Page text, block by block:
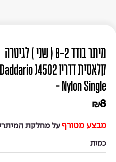
מיתר בודד B-2 ( שני ) לגיטרה
קלאסית דדריו Daddario J4502
Nylon Single -
₪8
מבצע מטורף על מחלקת
כמות